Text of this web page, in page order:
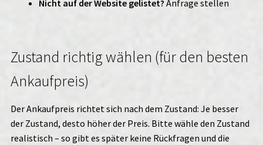
Nicht auf der Website gelistet? Anfrage stellen
Zustand richtig wählen (für den besten
Ankaufpreis)
Der Ankaufpreis richtet sich nach dem Zustand: Je besser
der Zustand, desto höher der Preis. Bitte wähle den Zustand
realistisch – so gibt es später keine Rückfragen und die